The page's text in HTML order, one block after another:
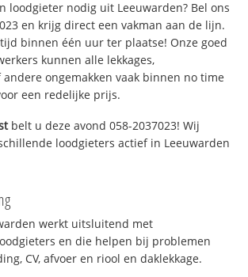
loodgieter nodig uit Leeuwarden? Bel ons
en krijg direct een vakman aan de lijn.
binnen één uur ter plaatse! Onze goed
kunnen alle lekkages,
ongemakken vaak binnen no time
een redelijke prijs.
belt u deze avond 058-2037023! Wij
loodgieters actief in Leeuwarden
werkt uitsluitend met
en die helpen bij problemen
CV, afvoer en riool en daklekkage.